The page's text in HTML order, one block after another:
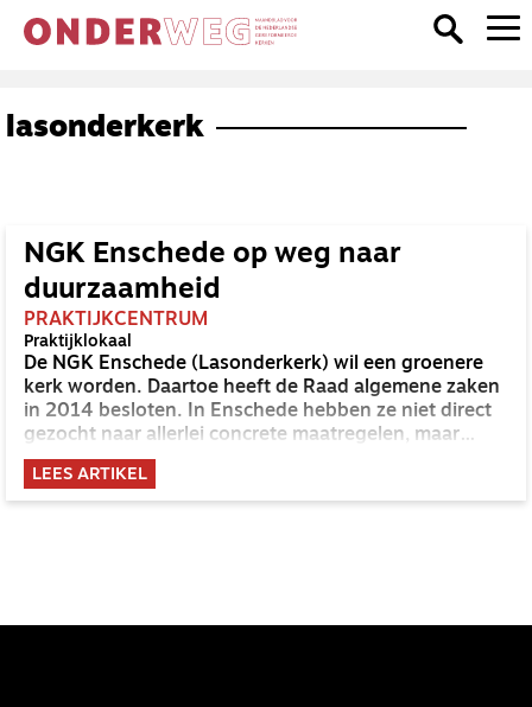
lasonderkerk
NGK Enschede op weg naar
duurzaamheid
PRAKTIJKCENTRUM
Praktijklokaal
De NGK Enschede (Lasonderkerk) wil een groenere
kerk worden. Daartoe heeft de Raad algemene zaken
in 2014 besloten. In Enschede hebben ze niet direct
gezocht naar allerlei concrete maatregelen, maar
hebben ze gekozen voor een proces om samen met
de gemeente te ontdekken wat duurzaamheid
betekent, zowel voor de kerk als voor de kerkleden in
LEES ARTIKEL